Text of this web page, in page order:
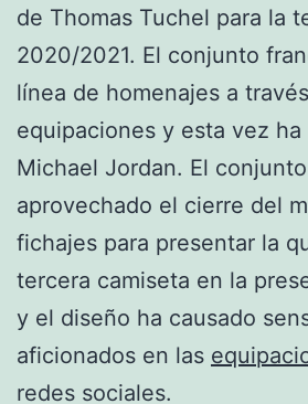
de Thomas Tuchel para la
2020/2021. El conjunto
línea de homenajes a
equipaciones y esta vez
Michael Jordan. El
aprovechado el cierre del
fichajes para presentar la
tercera camiseta en la
y el diseño ha causado
aficionados en las
redes sociales.